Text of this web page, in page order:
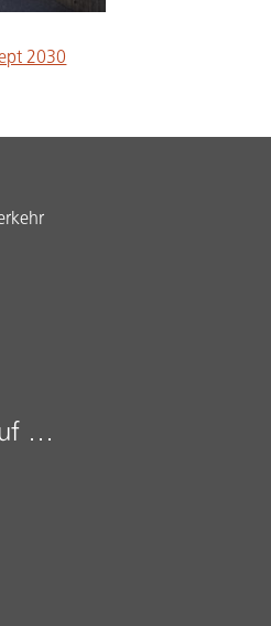
2030
…